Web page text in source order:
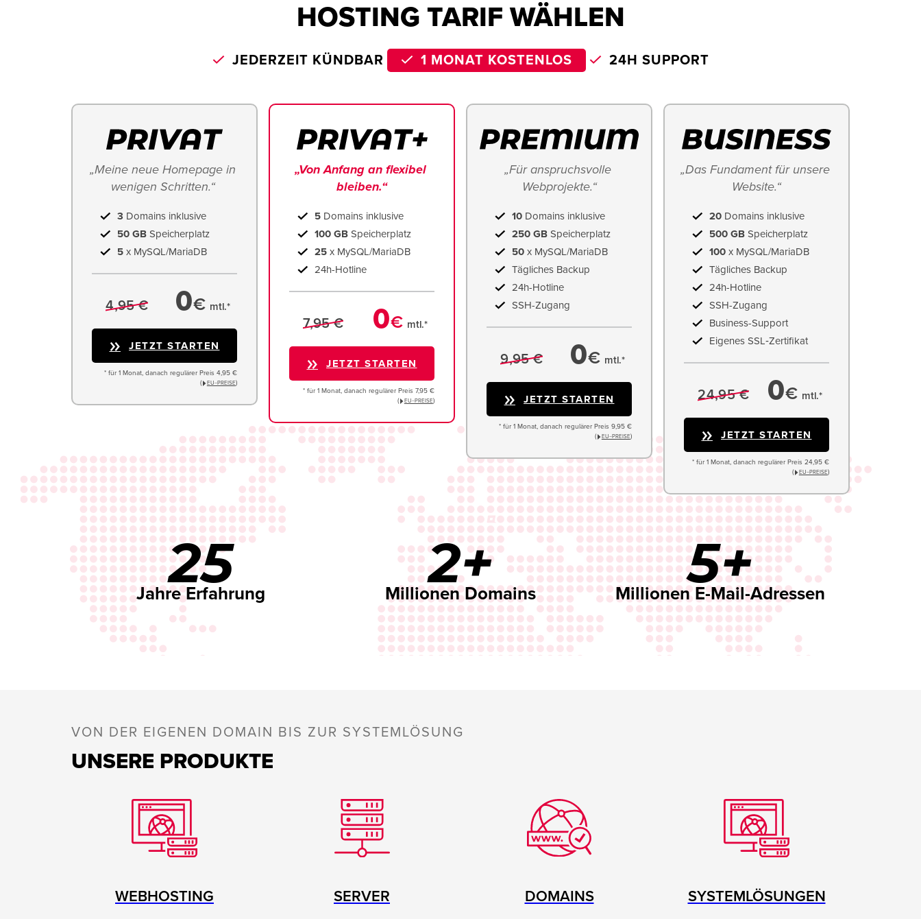
HOSTING TARIF WÄHLEN
JEDERZEIT KÜNDBAR 1 MONAT KOSTENLOS 24H SUPPORT
„Meine neue Homepage in
wenigen Schritten.“
3 Domains inklusive
50 GB Speicherplatz
5 x MySQL/MariaDB
4,95 € 0€ mtl.*
JETZT STARTEN
* für 1 Monat, danach regulärer Preis 4,95 €
(
EU−PREISE)
„Von Anfang an flexibel
bleiben.“
5 Domains inklusive
100 GB Speicherplatz
25 x MySQL/MariaDB
24h-Hotline
7,95 € 0€ mtl.*
JETZT STARTEN
* für 1 Monat, danach regulärer Preis 7,95 €
(
EU−PREISE)
„Für anspruchsvolle
Webprojekte.“
10 Domains inklusive
250 GB Speicherplatz
50 x MySQL/MariaDB
Tägliches Backup
24h-Hotline
SSH-Zugang
9,95 € 0€ mtl.*
JETZT STARTEN
* für 1 Monat, danach regulärer Preis 9,95 €
(
EU−PREISE)
„Das Fundament für unsere
Website.“
20 Domains inklusive
500 GB Speicherplatz
100 x MySQL/MariaDB
Tägliches Backup
24h-Hotline
SSH-Zugang
Business-Support
Eigenes SSL‑Zertifikat
24,95 € 0€ mtl.*
JETZT STARTEN
* für 1 Monat, danach regulärer Preis 24,95 €
(
EU−PREISE)
25
Jahre Erfahrung 2+
Millionen Domains 5+
Millionen E-Mail-Adressen
VON DER EIGENEN DOMAIN BIS ZUR SYSTEMLÖSUNG
UNSERE PRODUKTE
WEBHOSTING SERVER DOMAINS SYSTEMLÖSUNGEN